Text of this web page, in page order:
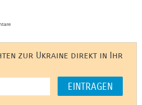
zur Ukraine direkt in Ihr